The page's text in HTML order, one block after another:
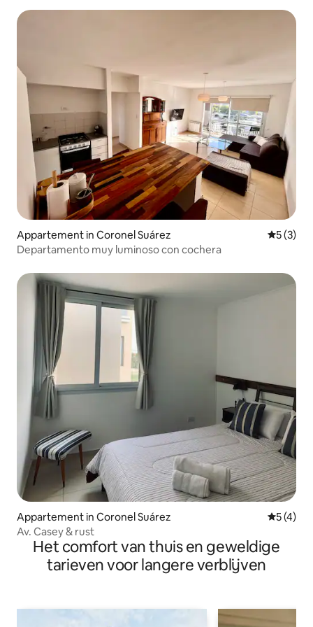
Appartement in Coronel Suárez
5 (3)
Departamento muy luminoso con cochera
Appartement in Coronel Suárez
5 (4)
Av. Casey & rust
Het comfort van thuis en geweldige
tarieven voor langere verblijven